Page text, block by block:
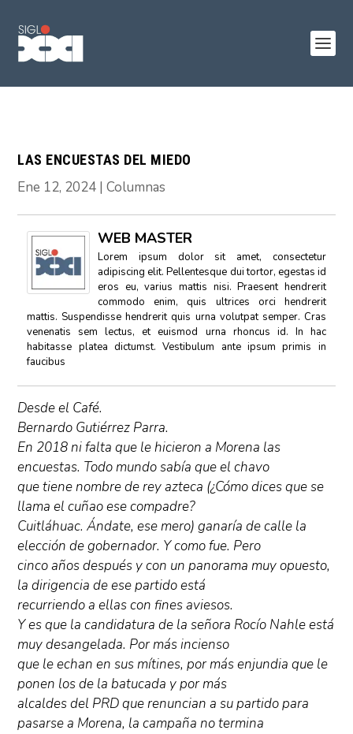
LAS ENCUESTAS DEL MIEDO
Ene 12, 2024 |Columnas
WEB MASTER
Lorem ipsum dolor sit amet, consectetur
adipiscing elit. Pellentesque dui tortor, egestas id
eros eu, varius mattis nisi. Praesent hendrerit
commodo enim, quis ultrices orci hendrerit
mattis. Suspendisse hendrerit quis urna volutpat semper. Cras
venenatis sem lectus, et euismod urna rhoncus id. In hac
habitasse platea dictumst. Vestibulum ante ipsum primis in
faucibus
Desde el Café.
Bernardo Gutiérrez Parra.
En 2018 ni falta que le hicieron a Morena las
encuestas. Todo mundo sabía que el chavo
que tiene nombre de rey azteca (¿Cómo dices que se
llama el cuñao ese compadre?
Cuitláhuac. Ándate, ese mero) ganaría de calle la
elección de gobernador. Y como fue. Pero
cinco años después y con un panorama muy opuesto,
la dirigencia de ese partido está
recurriendo a ellas con fines aviesos.
Y es que la candidatura de la señora Rocío Nahle está
muy desangelada. Por más incienso
que le echan en sus mítines, por más enjundia que le
ponen los de la batucada y por más
alcaldes del PRD que renuncian a su partido para
pasarse a Morena, la campaña no termina